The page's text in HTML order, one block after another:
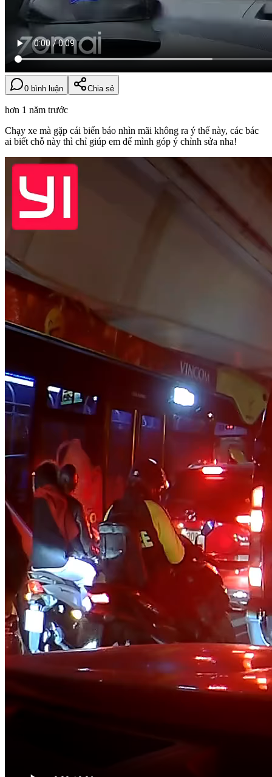
0 bình luận Chia sẻ
hơn 1 năm trước
Chạy xe mà gặp cái biển báo nhìn mãi không ra ý thế này, các bác
ai biết chỗ này thì chỉ giúp em để mình góp ý chỉnh sửa nha!